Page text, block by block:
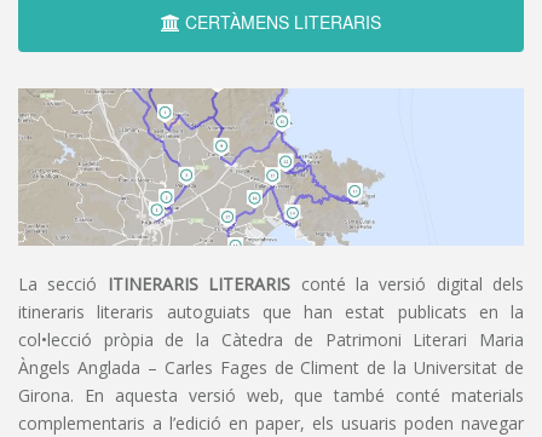
CERTÀMENS LITERARIS
La secció ITINERARIS LITERARIS conté la versió digital dels
itineraris literaris autoguiats que han estat publicats en la
col•lecció pròpia de la Càtedra de Patrimoni Literari Maria
Àngels Anglada – Carles Fages de Climent de la Universitat de
Girona. En aquesta versió web, que també conté materials
complementaris a l’edició en paper, els usuaris poden navegar